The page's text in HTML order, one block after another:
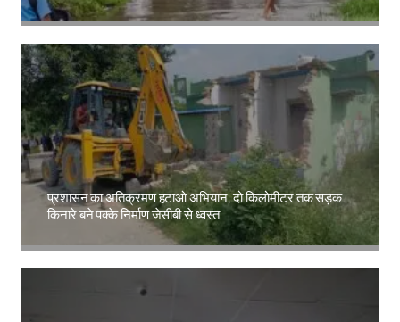
Amit Lekh
प्रशासन का अतिक्रमण हटाओ अभियान, दो किलोमीटर तक सड़क
किनारे बने पक्के निर्माण जेसीबी से ध्वस्त